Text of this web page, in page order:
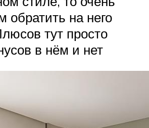
обратить на него
тут просто
в нём и нет